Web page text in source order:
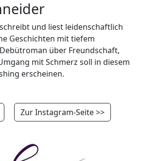
und liest leidenschaftlich
Geschichten mit tiefem
über Freundschaft,
mit Schmerz soll in diesem
erscheinen.
Zur Instagram-Seite >>